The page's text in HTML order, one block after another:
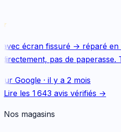
écran fissuré → réparé en
pas de paperasse.
Google· il y a 2 mois
Lire les 1 643 avis vérifiés →
Nos magasins